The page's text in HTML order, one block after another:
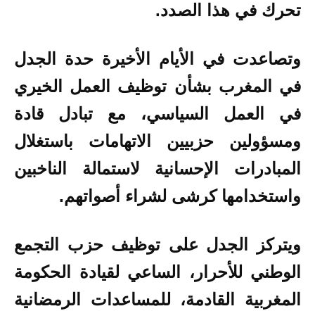
تحرك في هذا الصدد.
وتصاعدت في الأيام الأخيرة حدة الجدل
في المغرب بشأن توظيف العمل الخيري
في العمل السياسي، مع تبادل قادة
ومسؤولين حزبيين الاتهامات باستغلال
المبادرات الإحسانية لاستمالة الناخبين
واستخدامها كرشى لشراء أصواتهم.
ويتركز الجدل على توظيف حزب التجمع
الوطني للأحرار، الساعي لقيادة الحكومة
المغربية القادمة، للمساعدات الرمضانية